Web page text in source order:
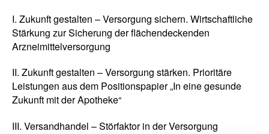
I. Zukunft gestalten – Versorgung sichern. Wirtschaftliche
Stärkung zur Sicherung der flächendeckenden
Arzneimittelversorgung
II. Zukunft gestalten – Versorgung stärken. Prioritäre
Leistungen aus dem Positionspapier „In eine gesunde
Zukunft mit der Apotheke“
III. Versandhandel – Störfaktor in der Versorgung